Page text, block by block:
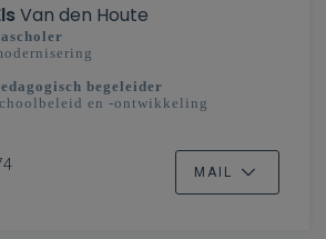
Van den Houte
begeleider
en -ontwikkeling
MAIL